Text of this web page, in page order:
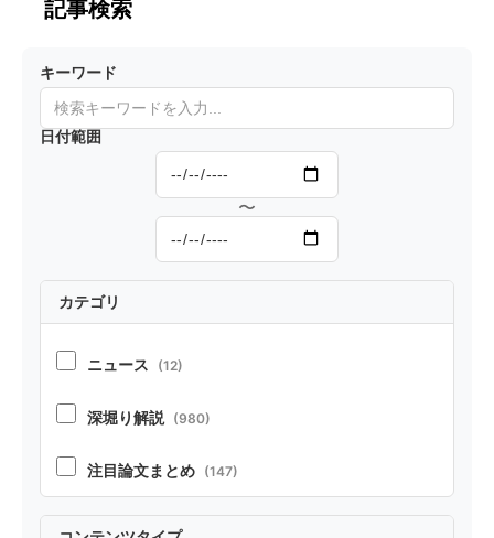
さらに自
プロンプ
トが上を
いくが、
奇妙な現
e』タス
ンプト手
法やファ
ーニング
記事検索
キーワード
日付範囲
〜
カテゴリ
ニュース (12)
深堀り解説 (980)
注目論文まとめ (147)